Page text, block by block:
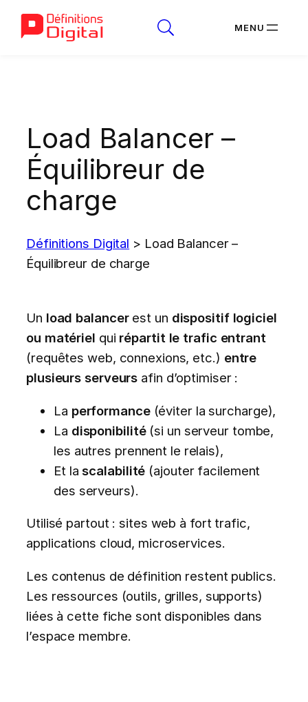
Load Balancer –
Équilibreur de
charge
Définitions Digital > Load Balancer –
Équilibreur de charge
Un load balancerest un dispositif logiciel
ou matériel qui répartit le trafic entrant
(requêtes web, connexions, etc.) entre
plusieurs serveurs afin d’optimiser :
La performance(éviter la surcharge),
La disponibilité(si un serveur tombe,
les autres prennent le relais),
Et lascalabilité (ajouter facilement
des serveurs).
Utilisé partout : sites web à fort trafic,
applications cloud, microservices.
Les contenus de définition restent publics.
Les ressources (outils, grilles, supports)
liées à cette fiche sont disponibles dans
l’espace membre.